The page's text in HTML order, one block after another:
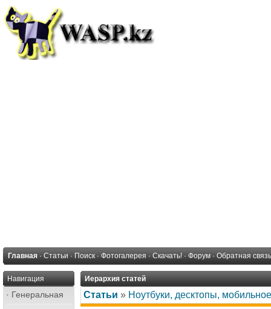
Главная · Статьи · Поиск · Фотогалерея · Скачать! · Форум · Обратная связь
Навигация
· Генеральная
Иерархия статей
Статьи » Ноутбуки, десктопы, мобильное